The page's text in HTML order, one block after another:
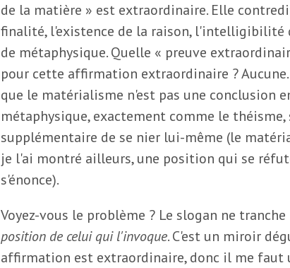
de la matière » est extraordinaire. Elle
finalité, l'existence de la raison, l'intelligibilité
de métaphysique. Quelle « preuve
pour cette affirmation extraordinaire ?
que le matérialisme n'est pas une conclusion
métaphysique, exactement comme le
supplémentaire de se nier lui-même (le
je l'ai montré ailleurs, une position qui se
s'énonce).
Voyez-vous le problème ? Le slogan ne
position de celui qui l'invoque. C'est un miroir
affirmation est extraordinaire, donc il me faut